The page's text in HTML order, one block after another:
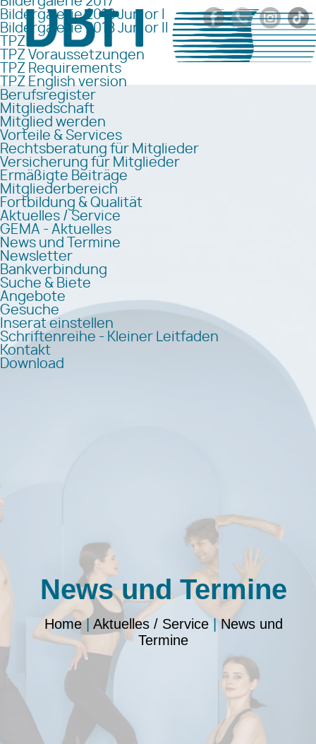
Bildergalerie 2018 Junior I
Bildergalerie 2018 Junior II
TPZ
TPZ Voraussetzungen
TPZ Requirements
TPZ English version
Berufsregister
Mitgliedschaft
Mitglied werden
Vorteile & Services
Rechtsberatung für Mitglieder
Versicherung für Mitglieder
Ermäßigte Beiträge
Mitgliederbereich
Fortbildung & Qualität
Aktuelles / Service
GEMA - Aktuelles
News und Termine
Newsletter
Bankverbindung
Suche & Biete
Angebote
Gesuche
Inserat einstellen
Schriftenreihe - Kleiner Leitfaden
Kontakt
Download
News und Termine
Home| Aktuelles / Service|News und
Termine